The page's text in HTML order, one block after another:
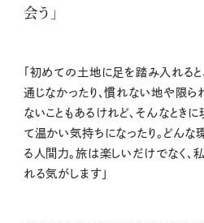
会う」
「初めての土地に足を踏み入れる
通じなかったり、慣れない地や限
ないこともあるけれど、そんなとき
て温かい気持ちになったり。どんな
る人間力。旅は楽しいだけでなく、
れる気がします」